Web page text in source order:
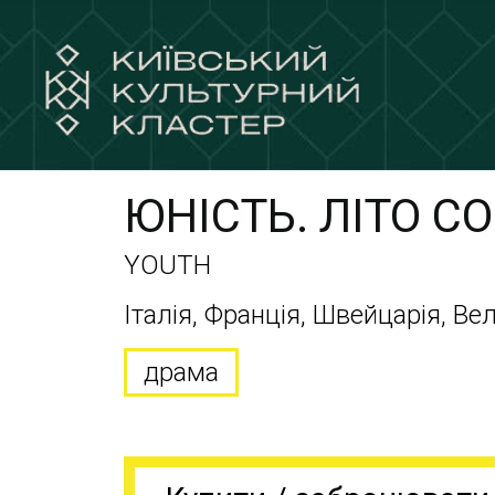
ЮНІСТЬ. ЛІТО
YOUTH
Італія, Франція, Швейцарія,
драма